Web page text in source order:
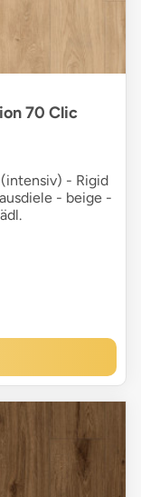
70 Clic
- Rigid
- beige -